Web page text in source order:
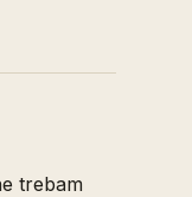
trebam